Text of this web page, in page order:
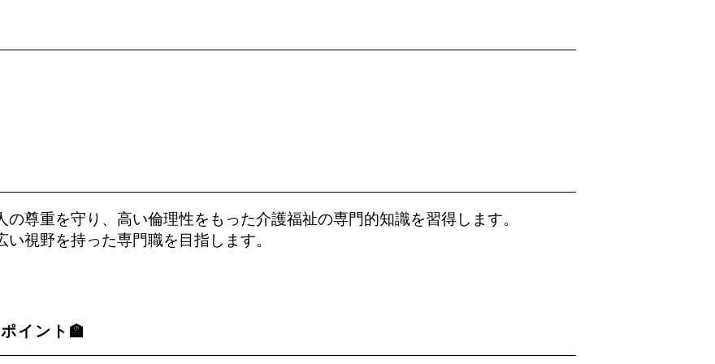
の尊重を守り、高い倫理性をもった介護福祉の専門的知識を習得します。
視野を持った専門職を目指します。
イント🏫